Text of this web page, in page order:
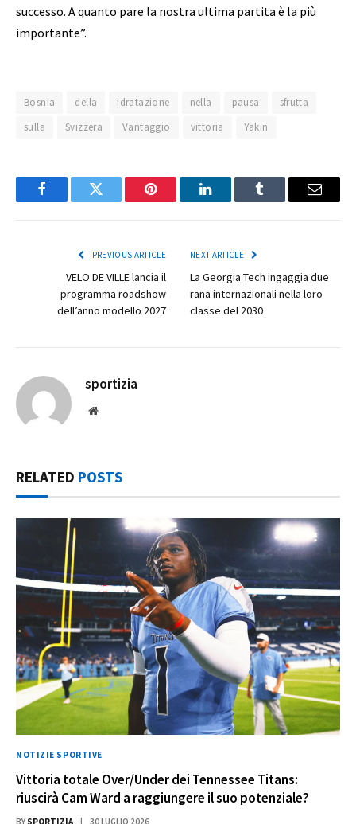
successo. A quanto pare la nostra ultima partita è la più
importante”.
Bosnia della idratazione nella pausa
sfrutta
sulla
Svizzera Vantaggio vittoria Yakin
FacebookTwitter Pinterest LinkedInTumblr Email
PREVIOUS ARTICLE
VELO DE VILLE lancia il
programma roadshow
dell’anno modello 2027
NEXT ARTICLE
La Georgia Tech ingaggia due
rana internazionali nella loro
classe del 2030
sportizia
Website
RELATED POSTS
NOTIZIE SPORTIVE
Vittoria totale Over/Under dei Tennessee Titans:
riuscirà Cam Ward a raggiungere il suo potenziale?
BY SPORTIZIA 30 LUGLIO 2026